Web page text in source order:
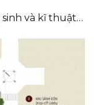
và kĩ thuật…